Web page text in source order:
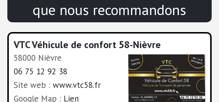
que nous recommandons
VTC Véhicule de confort 58-Nièvre
58000 Nièvre
06 75 12 92 38
Site web : www.vtc58.fr
Google Map : Lien